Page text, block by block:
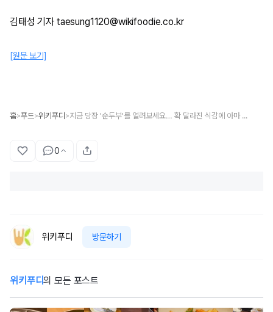
김태성 기자 taesung1120@wikifoodie.co.kr
[원문 보기]
홈>푸드>위키푸디 > 지금 당장 '순두부'를 얼려보세요… 확 달라진 식감에 아마 깜짝 놀랄 겁니다
0
위키푸디 방문하기
위키푸디의 모든 포스트